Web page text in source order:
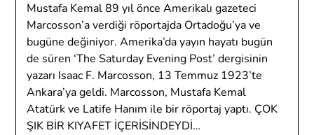
Mustafa Kemal 89 yıl önce Amerikalı gazeteci
Marcosson’a verdiği röportajda Ortadoğu’ya ve
bugüne değiniyor. Amerika’da yayın hayatı bugün
de süren ‘The Saturday Evening Post’ dergisinin
yazarı Isaac F. Marcosson, 13 Temmuz 1923’te
Ankara’ya geldi. Marcosson, Mustafa Kemal
Atatürk ve Latife Hanım ile bir röportaj yaptı. ÇOK
ŞIK BİR KIYAFET İÇERİSİNDEYDİ…